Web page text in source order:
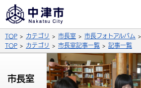
背景色
文字の大きさ
拡大 標準
公式SNS
サイト内検索
TOP カテゴリ 市長室 市長フォトアルバム
TOP
カテゴリ 市長室記事一覧 記事一覧
市長室